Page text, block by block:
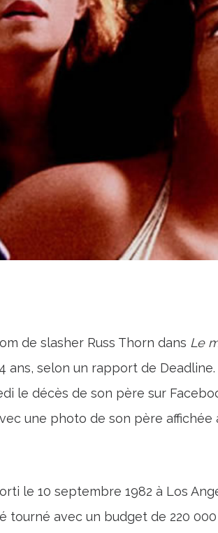
de slasher Russ Thorn dans Le
ans, selon un rapport de
le décès de son père sur
une photo de son père affichée
le 10 septembre 1982 à Los
tourné avec un budget de 220